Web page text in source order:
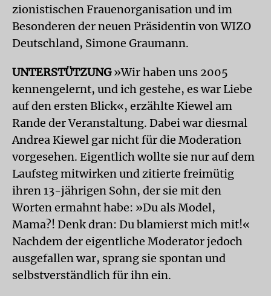
zionistischen Frauenorganisation und im
Besonderen der neuen Präsidentin von WIZO
Deutschland, Simone Graumann.
UNTERSTÜTZUNG»Wir haben uns 2005
kennengelernt, und ich gestehe, es war Liebe
auf den ersten Blick«, erzählte Kiewel am
Rande der Veranstaltung. Dabei war diesmal
Andrea Kiewel gar nicht für die Moderation
vorgesehen. Eigentlich wollte sie nur auf dem
Laufsteg mitwirken und zitierte freimütig
ihren 13-jährigen Sohn, der sie mit den
Worten ermahnt habe: »Du als Model,
Mama?! Denk dran: Du blamierst mich mit!«
Nachdem der eigentliche Moderator jedoch
ausgefallen war, sprang sie spontan und
selbstverständlich für ihn ein.